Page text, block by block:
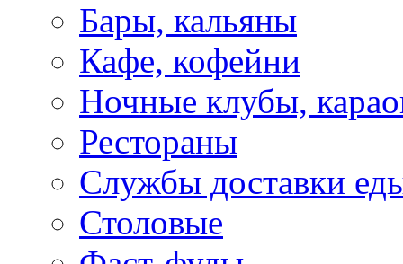
Бары, кальяны
Кафе, кофейни
Ночные клубы,
Рестораны
Службы доставки
Столовые